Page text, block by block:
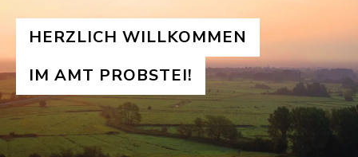
HERZLICH WILLKOMMEN
IM AMT PROBSTEI!